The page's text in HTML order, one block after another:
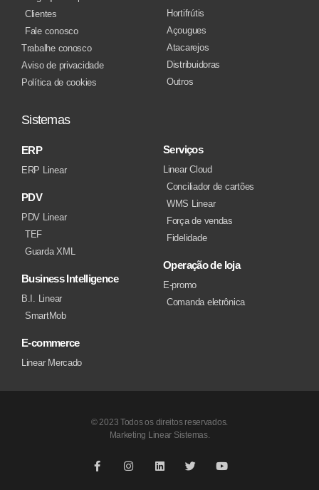
Clientes
Fale conosco
Trabalhe conosco
Aviso de privacidade
Política de cookies
Hortifrútis
Açougues
Atacarejos
Distribuidoras
Outros
Sistemas
ERP
ERP Linear
PDV
PDV Linear
TEF
Guarda XML
Business Intelligence
B.I. Linear
SmartMob
E-commerce
Linear Mercado
Serviços
Linear Cloud
Conciliador de cartões
WMS Linear
Força de vendas
Fidelidade
Operação de loja
E-promo
Comanda eletrônica
© 2023 Todos os direitos reservados.
Marketing Linear Sistemas.